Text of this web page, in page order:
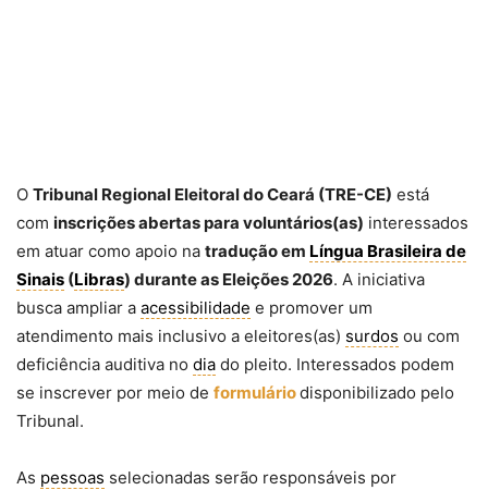
O Tribunal Regional Eleitoral do Ceará (TRE-CE) está
com inscrições abertas para voluntários(as) interessados
em atuar como apoio na tradução em Língua Brasileira de
Sinais (Libras) durante as Eleições 2026. A iniciativa
busca ampliar a acessibilidade e promover um
atendimento mais inclusivo a eleitores(as) surdos ou com
deficiência auditiva no dia do pleito. Interessados podem
se inscrever por meio de formuláriodisponibilizado pelo
Tribunal.
As pessoas selecionadas serão responsáveis por